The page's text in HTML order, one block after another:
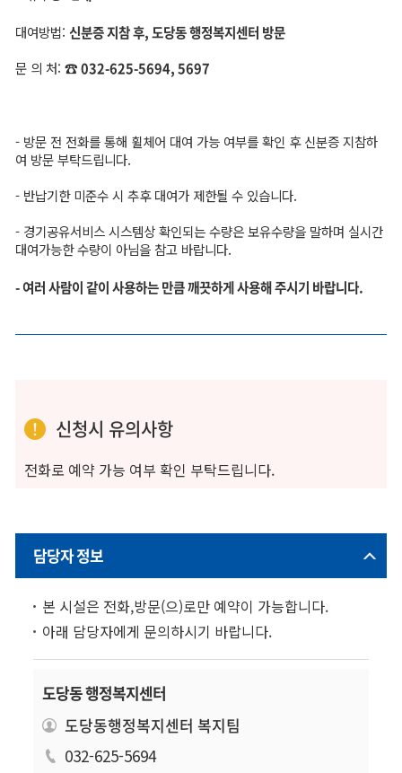
대여방법: 신분증 지참 후, 도당동 행정복지센터 방문
문 의 처: ☎ 032-625-5694, 5697
- 방문 전 전화를 통해 휠체어 대여 가능 여부를 확인 후 신분증 지참하
여 방문 부탁드립니다.
- 반납기한 미준수 시 추후 대여가 제한될 수 있습니다.
- 경기공유서비스 시스템상 확인되는 수량은 보유수량을 말하며 실시간
대여가능한 수량이 아님을 참고 바랍니다.
- 여러 사람이 같이 사용하는 만큼 깨끗하게 사용해 주시기 바랍니다.
신청시 유의사항
전화로 예약 가능 여부 확인 부탁드립니다.
담당자 정보
본 시설은 전화,방문(으)로만 예약이 가능합니다.
아래 담당자에게 문의하시기 바랍니다.
도당동 행정복지센터
도당동행정복지센터 복지팀
032-625-5694